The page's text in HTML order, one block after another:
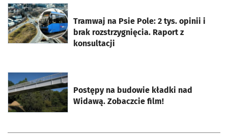
Tramwaj na Psie Pole: 2 tys. opinii i
brak rozstrzygnięcia. Raport z
konsultacji
otworzy się w nowej karcie
Postępy na budowie kładki nad
Widawą. Zobaczcie film!
otworzy się w nowej karcie